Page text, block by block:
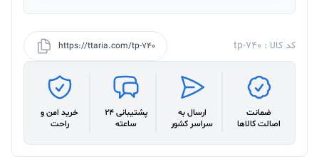
کد کالا : tp-740 https://ttaria.com/tp-740
ضمانت
اصالت کالاها
ارسال به
سراسر کشور
پشتیبانی 24
ساعته
خرید امن و
راحت